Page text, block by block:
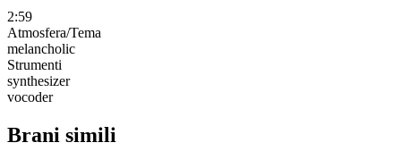
2:59
Atmosfera/Tema
melancholic
Strumenti
synthesizer
vocoder
Brani simili